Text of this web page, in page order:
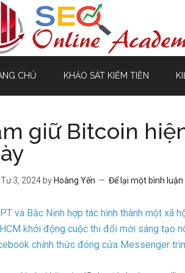
CHỦ KHẢO SÁT KIẾM TIỀN
giữ Bitcoin
3, 2024 by Hoàng Yến Để lại một bình luận
và Bắc Ninh hợp tác hình thành một xã
khởi động cuộc thi đổi mới sáng tạo
chính thức đóng cửa Messenger